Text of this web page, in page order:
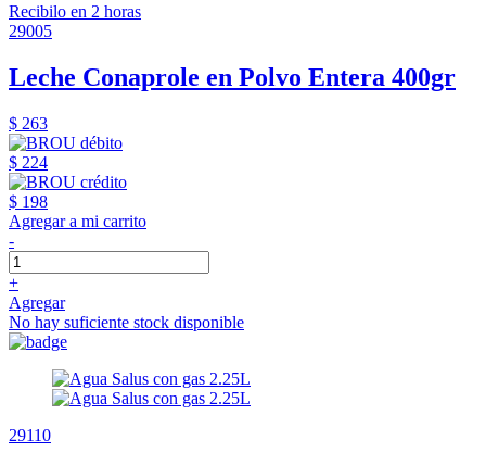
Recibilo en 2 horas
29005
Leche Conaprole en Polvo Entera 400gr
$ 263
$ 224
$ 198
Agregar a mi carrito
-
+
Agregar
No hay suficiente stock disponible
29110